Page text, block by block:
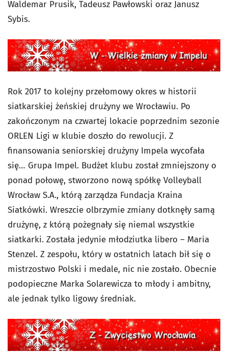
Waldemar Prusik, Tadeusz Pawłowski oraz Janusz
Sybis.
Rok 2017 to kolejny przełomowy okres w historii
siatkarskiej żeńskiej drużyny we Wrocławiu. Po
zakończonym na czwartej lokacie poprzednim sezonie
ORLEN Ligi w klubie doszło do rewolucji. Z
finansowania seniorskiej drużyny Impela wycofała
się… Grupa Impel. Budżet klubu został zmniejszony o
ponad połowę, stworzono nową spółkę Volleyball
Wrocław S.A., którą zarządza Fundacja Kraina
Siatkówki. Wreszcie olbrzymie zmiany dotknęły samą
drużynę, z którą pożegnały się niemal wszystkie
siatkarki. Została jedynie młodziutka libero – Maria
Stenzel. Z zespołu, który w ostatnich latach bił się o
mistrzostwo Polski i medale, nic nie zostało. Obecnie
podopieczne Marka Solarewicza to młody i ambitny,
ale jednak tylko ligowy średniak.